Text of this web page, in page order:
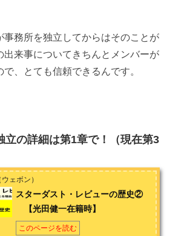
事務所を独立してからはそのことが
出来事についてきちんとメンバーが
、とても信頼できるんです。
立の詳細は第1章で！（現在第3
ェボン）
スターダスト・レビューの歴史②
【光田健一在籍時】
このページを読む